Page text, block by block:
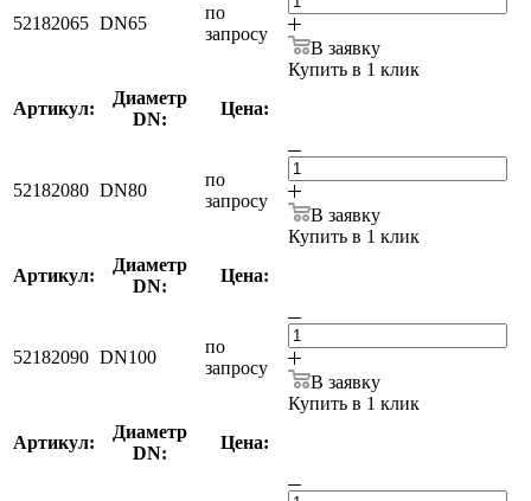
52182065 DN65
по
запросу
В заявку
Купить в 1 клик
Артикул:
Диаметр
DN:
Цена:
52182080 DN80
по
запросу
В заявку
Купить в 1 клик
Артикул:
Диаметр
DN:
Цена:
52182090 DN100
по
запросу
В заявку
Купить в 1 клик
Артикул:
Диаметр
DN:
Цена: